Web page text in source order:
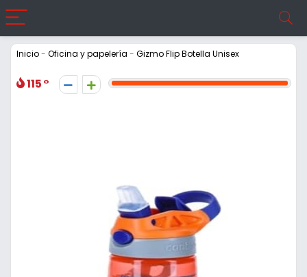
Inicio- Oficina y papelería - Gizmo Flip Botella Unisex
115